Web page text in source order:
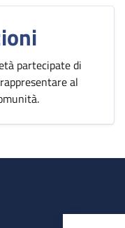
partecipate di
al